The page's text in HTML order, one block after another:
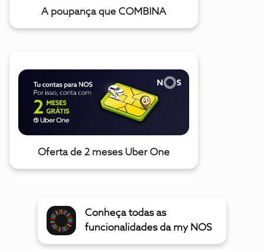
A poupança que COMBINA
Oferta de 2 meses Uber One
Conheça todas as
funcionalidades da my NOS